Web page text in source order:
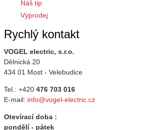
Náš tip
Výprodej
Rychlý kontakt
VOGEL electric, s.r.o.
Dělnická 20
434 01 Most - Velebudice
Tel.: +420 476 703 016
E-mail: info@vogel-electric.cz
Otevírací doba :
pondělí - pátek